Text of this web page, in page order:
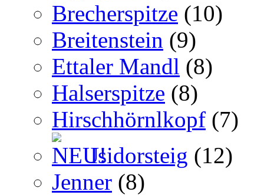
Brecherspitze (10)
Breitenstein (9)
Ettaler Mandl (8)
Halserspitze (8)
Hirschhörnlkopf (7)
Isidorsteig (12)
Jenner (8)